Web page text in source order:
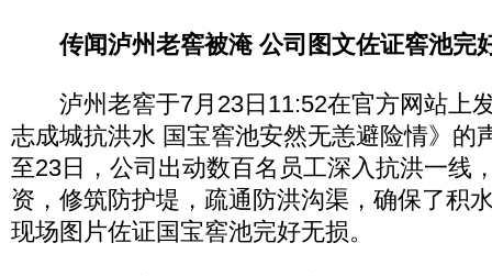
传闻泸州老窖被淹 公司图文佐证窖池完
泸州老窖于7月23日11:52在官方网站上
志成城抗洪水 国宝窖池安然无恙避险情》的
至23日，公司出动数百名员工深入抗洪一线
资，修筑防护堤，疏通防洪沟渠，确保了积
现场图片佐证国宝窖池完好无损。